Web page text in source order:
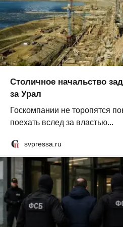
Столичное начальство
за Урал
Госкомпании не торопятся
поехать вслед за властью...
svpressa.ru